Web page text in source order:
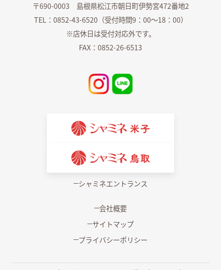
シャミネエントランス
〒690-0003 島根県松江市朝日町伊勢宮472番地2
TEL：0852-43-6520（受付時間9：00～18：00）
※店休日は受付対応外です。
FAX：0852-26-6513
シャミネエントランス
会社概要
サイトマップ
プライバシーポリシー